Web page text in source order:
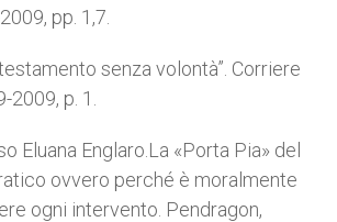
pp. 1,7.
testamento senza volontà”. Corriere
p. 1.
Eluana Englaro.La «Porta Pia» del
ovvero perché è moralmente
ogni intervento. Pendragon,